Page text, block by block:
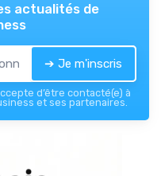
actualités de
➔ Je m'inscris
d’être contacté(e) à
et ses partenaires.